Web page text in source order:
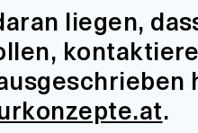
liegen,
.